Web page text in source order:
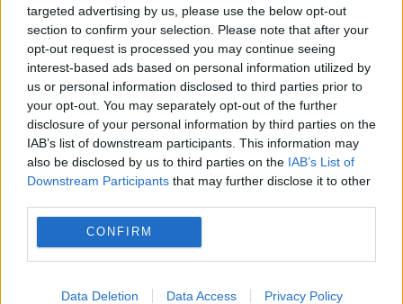
targeted advertising by us, please use the below opt-out
section to confirm your selection. Please note that after your
opt-out request is processed you may continue seeing
interest-based ads based on personal information utilized by
us or personal information disclosed to third parties prior to
your opt-out. You may separately opt-out of the further
disclosure of your personal information by third parties on the
IAB’s list of downstream participants. This information may
also be disclosed by us to third parties on the IAB’s List of
Downstream Participants that may further disclose it to other
CONFIRM
Data Deletion Data Access Privacy Policy
accident autostrada blog cabral
dacia pro tv